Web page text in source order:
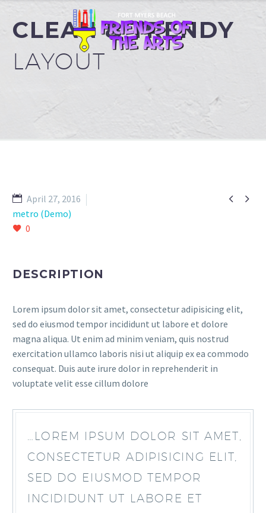
CLEAN & TRENDY
LAYOUT
 
April 27, 2016
metro (Demo)
0
DESCRIPTION
Lorem ipsum dolor sit amet, consectetur adipisicing elit,
sed do eiusmod tempor incididunt ut labore et dolore
magna aliqua. Ut enim ad minim veniam, quis nostrud
exercitation ullamco laboris nisi ut aliquip ex ea commodo
consequat. Duis aute irure dolor in reprehenderit in
voluptate velit esse cillum dolore
…LOREM IPSUM DOLOR SIT AMET,
CONSECTETUR ADIPISICING ELIT,
SED DO EIUSMOD TEMPOR
INCIDIDUNT UT LABORE ET